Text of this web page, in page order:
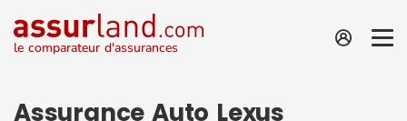
le comparateur d'assurances
Assurance Auto Lexus